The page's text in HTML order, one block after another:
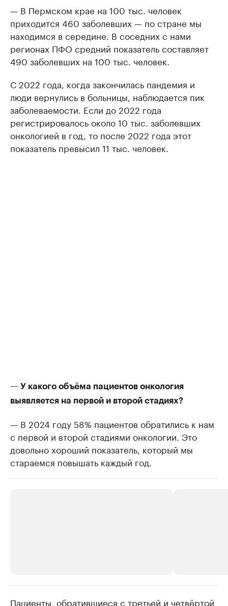
— В Пермском крае на 100 тыс. человек
приходится 460 заболевших — по стране мы
находимся в середине. В соседних с нами
регионах ПФО средний показатель составляет
490 заболевших на 100 тыс. человек.
С 2022 года, когда закончилась пандемия и
люди вернулись в больницы, наблюдается пик
заболеваемости. Если до 2022 года
регистрировалось около 10 тыс. заболевших
онкологией в год, то после 2022 года этот
показатель превысил 11 тыс. человек.
— У какого объёма пациентов онкология
выявляется на первой и второй стадиях?
— В 2024 году 58% пациентов обратились к нам
с первой и второй стадиями онкологии. Это
довольно хороший показатель, который мы
стараемся повышать каждый год.
Пациенты, обратившиеся с третьей и четвёртой